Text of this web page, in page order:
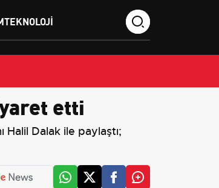
TEKNOLOJI
etti
Halil Dalak ile paylaştı;